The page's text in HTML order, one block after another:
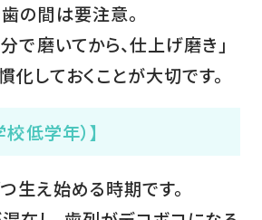
の間は要注意。
で磨いてから、仕上げ磨き」
化しておくことが大切です。
低学年）】
生え始める時期です。